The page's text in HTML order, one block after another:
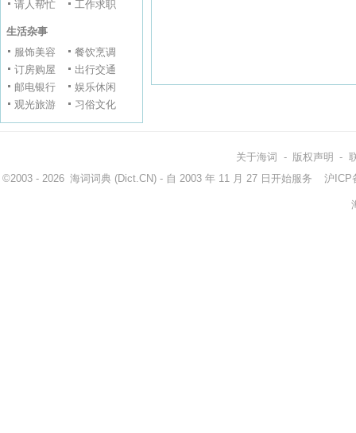
请人帮忙
工作求职
生活杂事
服饰美容
餐饮烹调
订房购屋
出行交通
邮电银行
娱乐休闲
观光旅游
习俗文化
关于海词 - 版权声明 -
©2003 - 2026 海词词典 (Dict.CN) - 自 2003 年 11 月 27 日开始服务 沪ICP